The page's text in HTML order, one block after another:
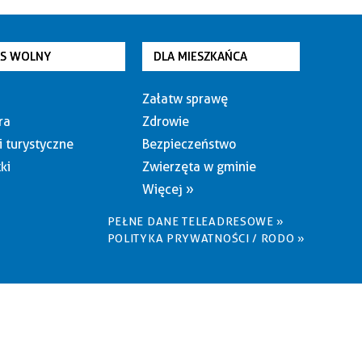
WOLNY
turystyczne
DLA MIESZKAŃCA
Załatw sprawę
Zdrowie
Bezpieczeństwo
Zwierzęta w gminie
Więcej »
PEŁNE DANE TELEADRESOWE »
POLITYKA PRYWATNOŚCI / RODO »